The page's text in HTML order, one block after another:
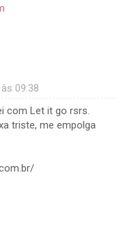
09:38
com Let it go rsrs.
triste, me empolga